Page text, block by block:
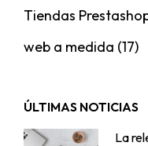
Tiendas
web a medida (17)
ÚLTIMAS NOTICIAS
La